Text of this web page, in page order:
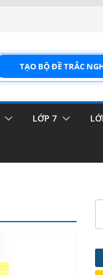
TẠO BỘ ĐỀ TRẮC
LỚP 7